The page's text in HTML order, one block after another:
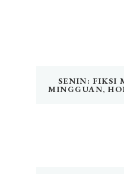
SENIN: FIKSI
MINGGUAN,